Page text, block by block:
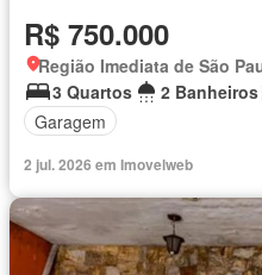
R$ 750.000
3 Quartos
2 Banheiros
Garagem
2 jul. 2026 em Imovelweb